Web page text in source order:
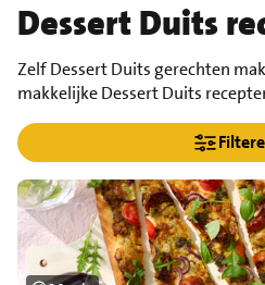
Dessert Duits
Zelf Dessert Duits gerechten
makkelijke Dessert Duits